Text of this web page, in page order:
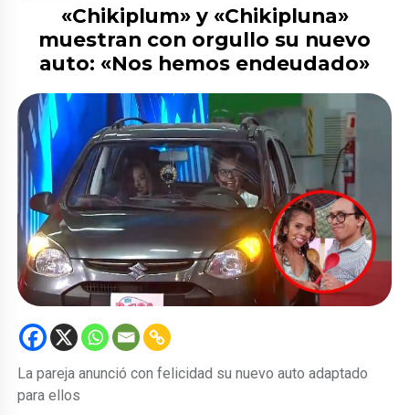
«Chikiplum» y «Chikipluna»
muestran con orgullo su nuevo
auto: «Nos hemos endeudado»
La pareja anunció con felicidad su nuevo auto adaptado
para ellos